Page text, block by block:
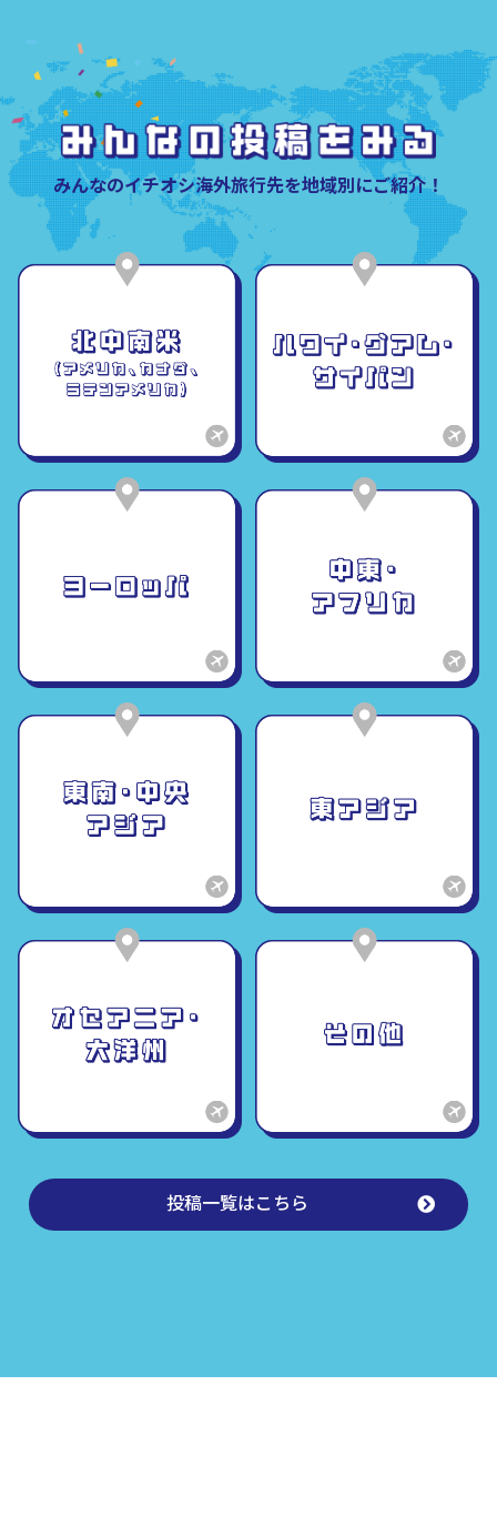
みんなのイチオシ海外旅行先を地域別にご紹介！
投稿一覧はこちら